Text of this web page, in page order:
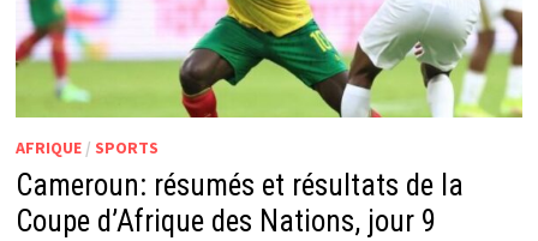
AFRIQUE/ SPORTS
Cameroun: résumés et résultats de la
Coupe d’Afrique des Nations, jour 9